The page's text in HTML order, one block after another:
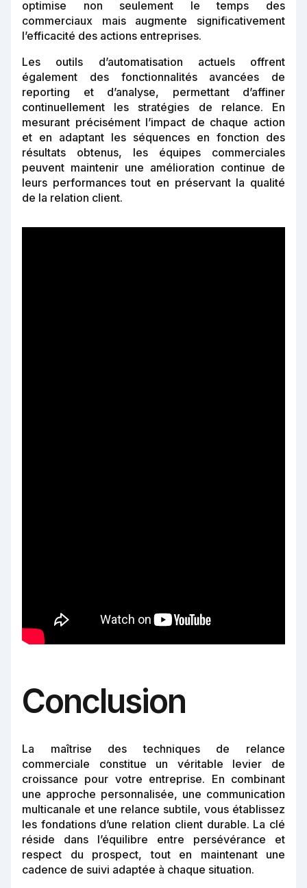
optimise non seulement le temps des
commerciaux mais augmente significativement
l’efficacité des actions entreprises.
Les outils d’automatisation actuels offrent
également des fonctionnalités avancées de
reporting et d’analyse, permettant d’affiner
continuellement les stratégies de relance. En
mesurant précisément l’impact de chaque action
et en adaptant les séquences en fonction des
résultats obtenus, les équipes commerciales
peuvent maintenir une amélioration continue de
leurs performances tout en préservant la qualité
de la relation client.
Conclusion
La maîtrise des techniques de relance
commerciale constitue un véritable levier de
croissance pour votre entreprise. En combinant
une approche personnalisée, une communication
multicanale et une relance subtile, vous établissez
les fondations d’une relation client durable. La clé
réside dans l’équilibre entre persévérance et
respect du prospect, tout en maintenant une
cadence de suivi adaptée à chaque situation.